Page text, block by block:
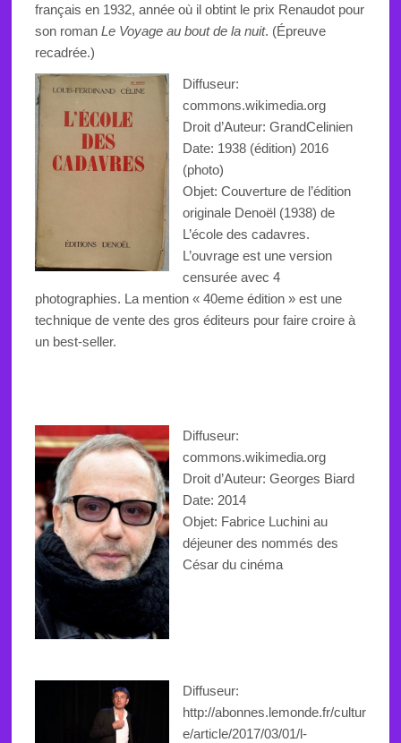
français en 1932, année où il obtint le prix Renaudot pour
son roman Le Voyage au bout de la nuit. (Épreuve
recadrée.)
Diffuseur:
commons.wikimedia.org
Droit d’Auteur: GrandCelinien
Date: 1938 (édition) 2016
(photo)
Objet: Couverture de l’édition
originale Denoël (1938) de
L’école des cadavres.
L’ouvrage est une version
censurée avec 4
photographies. La mention « 40eme édition » est une
technique de vente des gros éditeurs pour faire croire à
un best-seller.
Diffuseur:
commons.wikimedia.org
Droit d’Auteur: Georges Biard
Date: 2014
Objet: Fabrice Luchini au
déjeuner des nommés des
César du cinéma
Diffuseur:
http://abonnes.lemonde.fr/cultur
e/article/2017/03/01/l-